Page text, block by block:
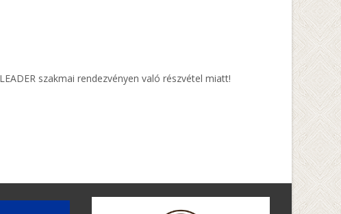
szakmai rendezvényen való részvétel miatt!